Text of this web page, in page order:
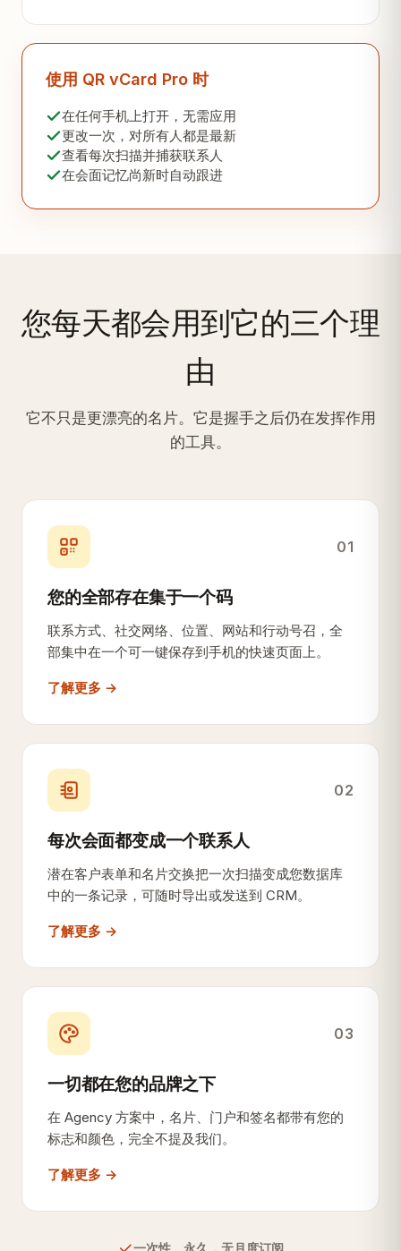
使用 QR vCard Pro 时
在任何手机上打开，无需应用
更改一次，对所有人都是最新
查看每次扫描并捕获联系人
在会面记忆尚新时自动跟进
您每天都会用到它的三个理
由
它不只是更漂亮的名片。它是握手之后仍在发挥作用
的工具。
01
您的全部存在集于一个码
联系方式、社交网络、位置、网站和行动号召，全
部集中在一个可一键保存到手机的快速页面上。
了解更多 →
02
每次会面都变成一个联系人
潜在客户表单和名片交换把一次扫描变成您数据库
中的一条记录，可随时导出或发送到 CRM。
了解更多 →
03
一切都在您的品牌之下
在 Agency 方案中，名片、门户和签名都带有您的
标志和颜色，完全不提及我们。
了解更多 →
一次性、永久，无月度订阅